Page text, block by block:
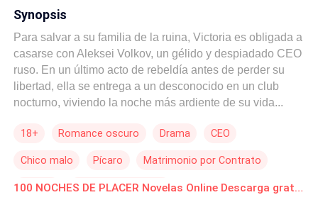
Synopsis
Para salvar a su familia de la ruina, Victoria es obligada a
casarse con Aleksei Volkov, un gélido y despiadado CEO
ruso. En un último acto de rebeldía antes de perder su
libertad, ella se entrega a un desconocido en un club
nocturno, viviendo la noche más ardiente de su vida...
clandestino es su futuro esposo. Y él siempre supo quién
depredador, y acaba de encontrar a su presa. Para
someterla, le impone un contrato perverso: —Cien
18+ Romance oscuro Drama CEO
Chico malo Pícaro Matrimonio por Contrato
Erótico Triángulo Amoroso 100 NOCHES DE PLACER Novelas Online Descarga gratuita de PDF